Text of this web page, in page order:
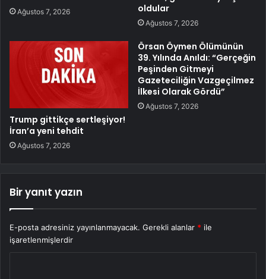
Ağustos 7, 2026
oldular
Ağustos 7, 2026
Trump gittikçe sertleşiyor!
İran’a yeni tehdit
Ağustos 7, 2026
Örsan Öymen Ölümünün
39. Yılında Anıldı: “Gerçeğin
Peşinden Gitmeyi
Gazeteciliğin Vazgeçilmez
İlkesi Olarak Gördü”
Ağustos 7, 2026
Bir yanıt yazın
E-posta adresiniz yayınlanmayacak. Gerekli alanlar * ile
işaretlenmişlerdir